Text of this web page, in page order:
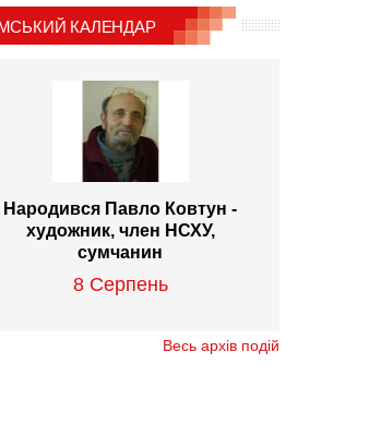
КАЛЕНДАР
Народився Павло Ковтун -
художник, член НСХУ,
сумчанин
8 Серпень
Весь архів подій